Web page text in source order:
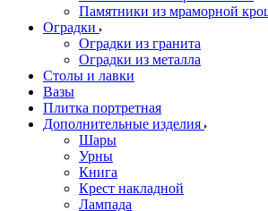
Памятники из мраморной
Оградки
Оградки из гранита
Оградки из металла
Столы и лавки
Вазы
Плитка портретная
Дополнительные изделия
Шары
Урны
Книга
Крест накладной
Лампада